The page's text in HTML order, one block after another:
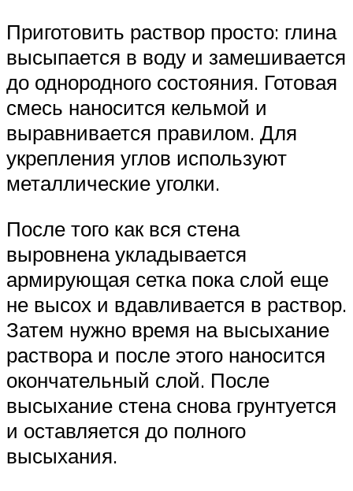
Приготовить раствор просто: глина
высыпается в воду и замешивается
до однородного состояния. Готовая
смесь наносится кельмой и
выравнивается правилом. Для
укрепления углов используют
металлические уголки.
После того как вся стена
выровнена укладывается
армирующая сетка пока слой еще
не высох и вдавливается в раствор.
Затем нужно время на высыхание
раствора и после этого наносится
окончательный слой. После
высыхание стена снова грунтуется
и оставляется до полного
высыхания.